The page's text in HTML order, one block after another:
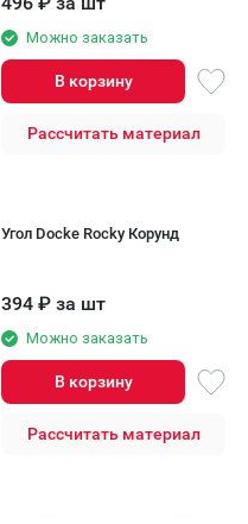
Можно заказать
В корзину
Рассчитать материал
Угол Docke Rocky Корунд
394 ₽ за шт
Можно заказать
В корзину
Рассчитать материал